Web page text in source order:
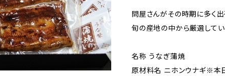
問屋さんがその時期に多く
旬の産地の中から厳選して
名称 うなぎ蒲焼
原材料名 ニホンウナギ※本